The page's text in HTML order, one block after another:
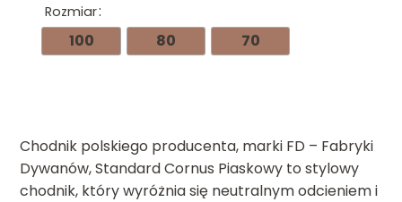
Rozmiar
100 80 70
Chodnik polskiego producenta, marki FD – Fabryki
Dywanów, Standard Cornus Piaskowy to stylowy
chodnik, który wyróżnia się neutralnym odcieniem i